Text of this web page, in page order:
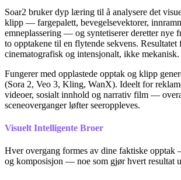
Soar2 bruker dyp læring til å analysere det
klipp — fargepalett, bevegelsevektorer,
emneplassering — og syntetiserer deretter nye
to opptakene til en flytende sekvens. Resultatet
cinematografisk og intensjonalt, ikke mekanisk.
Fungerer med opplastede opptak og klipp
(Sora 2, Veo 3, Kling, WanX). Ideelt for
videoer, sosialt innhold og narrativ film —
sceneoverganger løfter seeroppleves.
Visuelt Intelligente Broer
Hver overgang formes av dine faktiske opptak
og komposisjon — noe som gjør hvert resultat